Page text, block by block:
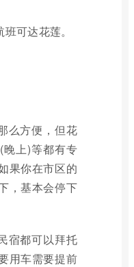
可达花莲。
么方便，但花
上)等都有专
果你在市区的
，基本会停下
宿都可以拜托
用车需要提前